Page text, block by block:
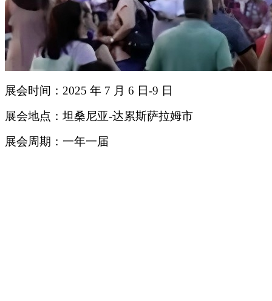
展会时间：2025 年 7 月 6 日-9 日
展会地点：坦桑尼亚-达累斯萨拉姆市
展会周期：一年一届